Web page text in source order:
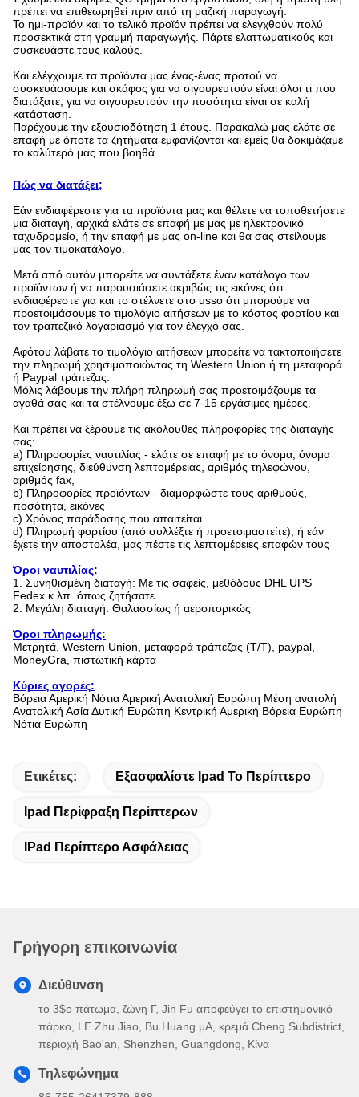
πρέπει να επιθεωρηθεί πριν από τη μαζική παραγωγή.
Το ημι-προϊόν και το τελικό προϊόν πρέπει να ελεγχθούν πολύ
προσεκτικά στη γραμμή παραγωγής. Πάρτε ελαττωματικούς και
συσκευάστε τους καλούς.
Και ελέγχουμε τα προϊόντα μας ένας-ένας προτού να
συσκευάσουμε και σκάφος για να σιγουρευτούν είναι όλοι τι που
διατάξατε, για να σιγουρευτούν την ποσότητα είναι σε καλή
κατάσταση.
Παρέχουμε την εξουσιοδότηση 1 έτους. Παρακαλώ μας ελάτε σε
επαφή με όποτε τα ζητήματα εμφανίζονται και εμείς θα δοκιμάζαμε
το καλύτερό μας που βοηθά.
Πώς να διατάξει;
Εάν ενδιαφέρεστε για τα προϊόντα μας και θέλετε να τοποθετήσετε
μια διαταγή, αρχικά ελάτε σε επαφή με μας με ηλεκτρονικό
ταχυδρομείο, ή την επαφή με μας on-line και θα σας στείλουμε
μας τον τιμοκατάλογο.
Μετά από αυτόν μπορείτε να συντάξετε έναν κατάλογο των
προϊόντων ή να παρουσιάσετε ακριβώς τις εικόνες ότι
ενδιαφέρεστε για και το στέλνετε στο usso ότι μπορούμε να
προετοιμάσουμε το τιμολόγιο αιτήσεων με το κόστος φορτίου και
τον τραπεζικό λογαριασμό για τον έλεγχό σας.
Αφότου λάβατε το τιμολόγιο αιτήσεων μπορείτε να τακτοποιήσετε
την πληρωμή χρησιμοποιώντας τη Western Union ή τη μεταφορά
ή Paypal τράπεζας.
Μόλις λάβουμε την πλήρη πληρωμή σας προετοιμάζουμε τα
αγαθά σας και τα στέλνουμε έξω σε 7-15 εργάσιμες ημέρες.
Και πρέπει να ξέρουμε τις ακόλουθες πληροφορίες της διαταγής
σας:
a) Πληροφορίες ναυτιλίας - ελάτε σε επαφή με το όνομα, όνομα
επιχείρησης, διεύθυνση λεπτομέρειας, αριθμός τηλεφώνου,
αριθμός fax,
b) Πληροφορίες προϊόντων - διαμορφώστε τους αριθμούς,
ποσότητα, εικόνες
c) Χρόνος παράδοσης που απαιτείται
d) Πληρωμή φορτίου (από συλλέξτε ή προετοιμαστείτε), ή εάν
έχετε την αποστολέα, μας πέστε τις λεπτομέρειες επαφών τους
Όροι ναυτιλίας:
1. Συνηθισμένη διαταγή: Με τις σαφείς, μεθόδους DHL UPS
Fedex κ.λπ. όπως ζητήσατε
2. Μεγάλη διαταγή: Θαλασσίως ή αεροπορικώς
Όροι πληρωμής:
Μετρητά, Western Union, μεταφορά τράπεζας (T/T), paypal,
MoneyGra, πιστωτική κάρτα
Κύριες αγορές:
Βόρεια Αμερική Νότια Αμερική Ανατολική Ευρώπη Μέση ανατολή
Ανατολική Ασία Δυτική Ευρώπη Κεντρική Αμερική Βόρεια Ευρώπη
Νότια Ευρώπη
Ετικέτες: Εξασφαλίστε Ipad Το Περίπτερο
Ipad Περίφραξη Περίπτερων
IPad Περίπτερο Ασφάλειας
Γρήγορη επικοινωνία
Διεύθυνση
το 3$ο πάτωμα, ζώνη Γ, Jin Fu αποφεύγει το επιστημονικό
πάρκο, LE Zhu Jiao, Bu Huang μΑ, κρεμά Cheng Subdistrict,
περιοχή Bao'an, Shenzhen, Guangdong, Κίνα
Τηλεφώνημα